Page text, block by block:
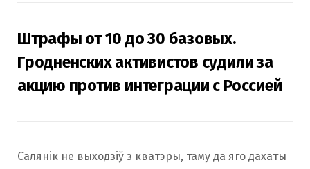
Штрафы от 10 до 30 базовых.
Гродненских активистов судили за
акцию против интеграции с Россией
Салянік не выходзіў з кватэры, таму да яго дахаты